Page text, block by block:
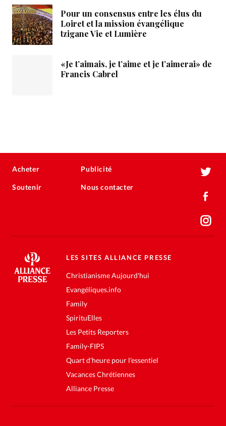
Pour un consensus entre les élus du
Loiret et la mission évangélique
tzigane Vie et Lumière
«Je t’aimais, je t’aime et je t’aimerai» de
Francis Cabrel
Acheter
Soutenir
Publicité
Nous contacter
LES SITES ALLIANCE PRESSE
Christianisme Aujourd'hui
Evangéliques.info
Family
SpirituElles
Les Petits Reporters
Family-FIPS
Quart d'heure pour l'essentiel
Vacances Chrétiennes
Alliance Presse